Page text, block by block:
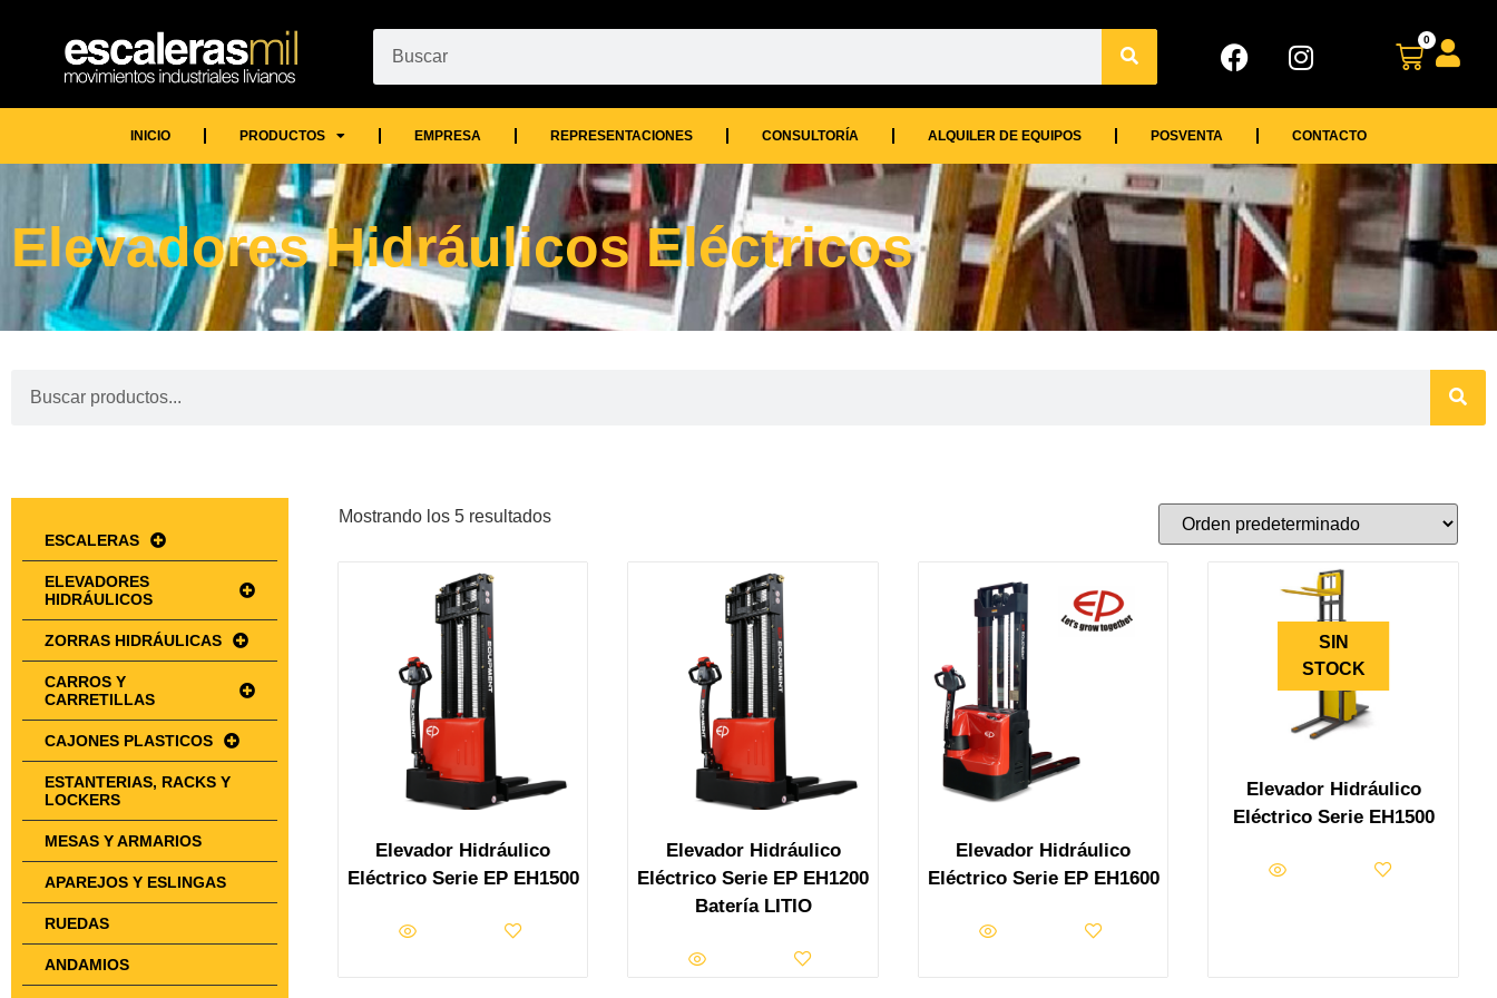
0
INICIO PRODUCTOS EMPRESA REPRESENTACIONES CONSULTORÍA ALQUILER DE EQUIPOS POSVENTA CONTACTO
Elevadores Hidráulicos Eléctricos
ESCALERAS
ELEVADORES
HIDRÁULICOS
ZORRAS HIDRÁULICAS
CARROS Y
CARRETILLAS
CAJONES PLASTICOS
ESTANTERIAS, RACKS Y
LOCKERS
MESAS Y ARMARIOS
APAREJOS Y ESLINGAS
RUEDAS
ANDAMIOS
Mostrando los 5 resultados
Elevador Hidráulico
Eléctrico Serie EP EH1500
Elevador Hidráulico
Eléctrico Serie EP EH1200
Batería LITIO
Elevador Hidráulico
Eléctrico Serie EP EH1600
SIN
STOCK
Elevador Hidráulico
Eléctrico Serie EH1500